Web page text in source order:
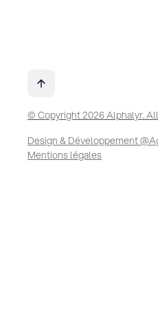
© Copyright 2026 Alphalyr.
Design & Développement
Mentions légales